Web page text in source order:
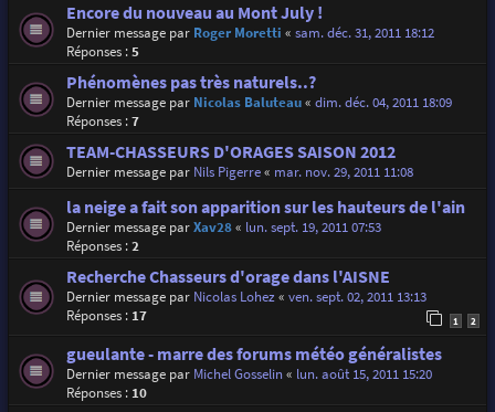
Encore du nouveau au Mont July !
Dernier message par Roger Moretti « sam. déc. 31, 2011 18:12
Réponses :5
Phénomènes pas très naturels..?
Dernier message par Nicolas Baluteau« dim. déc. 04, 2011 18:09
Réponses :7
TEAM-CHASSEURS D'ORAGES SAISON 2012
Dernier message par Nils Pigerre« mar. nov. 29, 2011 11:08
la neige a fait son apparition sur les hauteurs de l'ain
Dernier message parXav28« lun. sept. 19, 2011 07:53
Réponses :2
Recherche Chasseurs d'orage dans l'AISNE
Dernier message par Nicolas Lohez« ven. sept. 02, 2011 13:13
Réponses : 17 1 2
gueulante - marre des forums météo généralistes
Dernier message par Michel Gosselin« lun. août 15, 2011 15:20
Réponses : 10